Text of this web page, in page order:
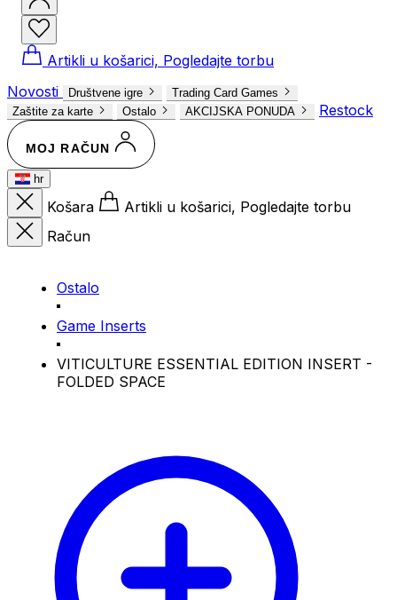
Artikli u košarici, Pogledajte torbu
Novosti
Društvene igre
Trading Card Games
Zaštite za karte
Ostalo AKCIJSKA PONUDA Restock
MOJ RAČUN
hr
Košara
Artikli u košarici, Pogledajte torbu
Račun
Ostalo
Game Inserts
VITICULTURE ESSENTIAL EDITION INSERT -
FOLDED SPACE